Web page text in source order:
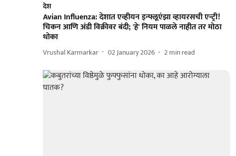
देश
Avian Influenza: देशात एव्हीयन इन्फ्लूएंझा व्हायरसची एन्ट्री!
चिकन आणि अंडी विक्रीवर बंदी; 'हे' नियम पाळले नाहीत तर मोठा
धोका
Vrushal Karmarkar 02 January 2026 2min read